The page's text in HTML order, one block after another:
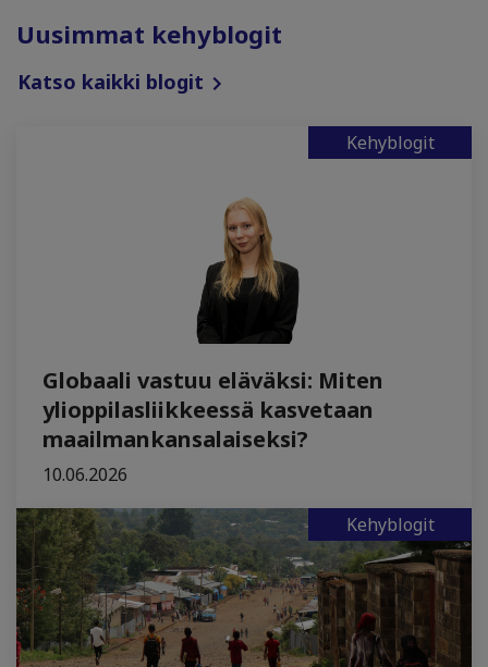
Uusimmat kehyblogit
Katso kaikki blogit
Kehyblogit
Globaali vastuu eläväksi: Miten
ylioppilasliikkeessä kasvetaan
maailmankansalaiseksi?
10.06.2026
Kehyblogit